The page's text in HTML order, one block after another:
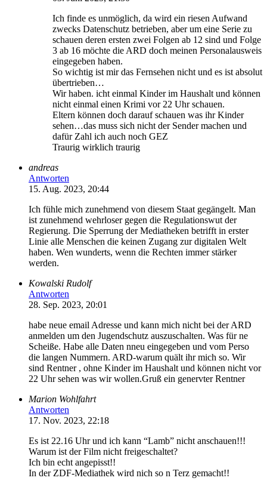
Ich finde es unmöglich, da wird ein riesen Aufwand
zwecks Datenschutz betrieben, aber um eine Serie zu
schauen deren ersten zwei Folgen ab 12 sind und Folge
3 ab 16 möchte die ARD doch meinen Personalausweis
eingegeben haben.
So wichtig ist mir das Fernsehen nicht und es ist absolut
übertrieben…
Wir haben. icht einmal Kinder im Haushalt und können
nicht einmal einen Krimi vor 22 Uhr schauen.
Eltern können doch darauf schauen was ihr Kinder
sehen…das muss sich nicht der Sender machen und
dafür Zahl ich auch noch GEZ
Traurig wirklich traurig
andreas
Antworten
15. Aug. 2023, 20:44
Ich fühle mich zunehmend von diesem Staat gegängelt. Man
ist zunehmend wehrloser gegen die Regulationswut der
Regierung. Die Sperrung der Mediatheken betrifft in erster
Linie alle Menschen die keinen Zugang zur digitalen Welt
haben. Wen wunderts, wenn die Rechten immer stärker
werden.
Kowalski Rudolf
Antworten
28. Sep. 2023, 20:01
habe neue email Adresse und kann mich nicht bei der ARD
anmelden um den Jugendschutz auszuschalten. Was für ne
Scheiße. Habe alle Daten nneu eingegeben und vom Perso
die langen Nummern. ARD-warum quält ihr mich so. Wir
sind Rentner , ohne Kinder im Haushalt und können nicht vor
22 Uhr sehen was wir wollen.Gruß ein genervter Rentner
Marion Wohlfahrt
Antworten
17. Nov. 2023, 22:18
Es ist 22.16 Uhr und ich kann “Lamb” nicht anschauen!!!
Warum ist der Film nicht freigeschaltet?
Ich bin echt angepisst!!
In der ZDF-Mediathek wird nich so n Terz gemacht!!